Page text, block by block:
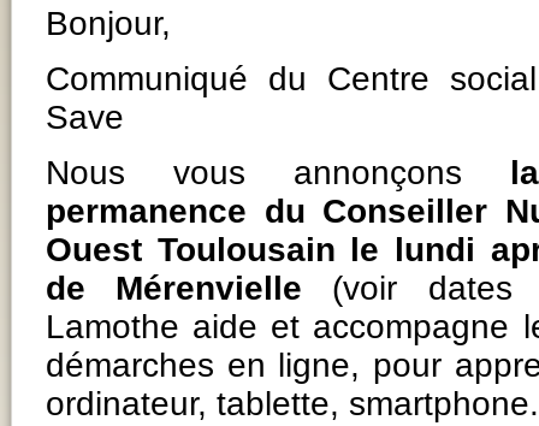
Bonjour,
Communiqué du Centre
Save
Nous vous annonçons
permanence du Conseiller
Ouest Toulousain le lundi
de Mérenvielle (voir dates
Lamothe aide et accompagne
démarches en ligne, pour
ordinateur, tablette, smartphone.